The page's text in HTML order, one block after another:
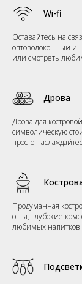
Wi-fi
Оставайтесь на
оптоволоконный
или смотреть
Дрова
Дрова для
символическую
просто
Продуманная
огня, глубокие
любимых напитков